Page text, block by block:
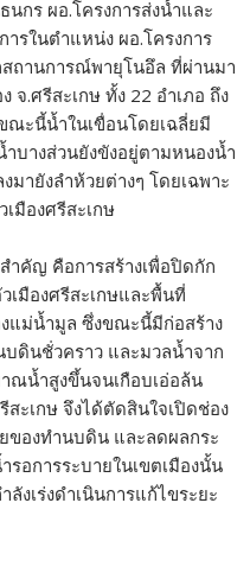
กร ผอ.โครงการส่งน้ำและ
รในตำแหน่ง ผอ.โครงการ
สถานการณ์พายุโนอึล ที่ผ่านมา
.ศรีสะเกษ ทั้ง 22 อำเภอ ถึง
ณะนี้น้ำในเขื่อนโดยเฉลี่ยมี
ำบางส่วนยังขังอยู่ตามหนองน้ำ
มายังลำห้วยต่างๆ โดยเฉพาะ
มืองศรีสะเกษ
ำคัญ คือการสร้างเพื่อปิดกัก
เมืองศรีสะเกษและพื้นที่
แม่น้ำมูล ซึ่งขณะนี้มีก่อสร้าง
ดินชั่วคราว และมวลน้ำจาก
ณน้ำสูงขึ้นจนเกือบเอ่อล้น
ะเกษ จึงได้ตัดสินใจเปิดช่อง
ของทำนบดิน และลดผลกระ
อการระบายในเขตเมืองนั้น
งเร่งดำเนินการแก้ไขระยะ